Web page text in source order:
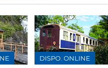
DISPO. ONLINE